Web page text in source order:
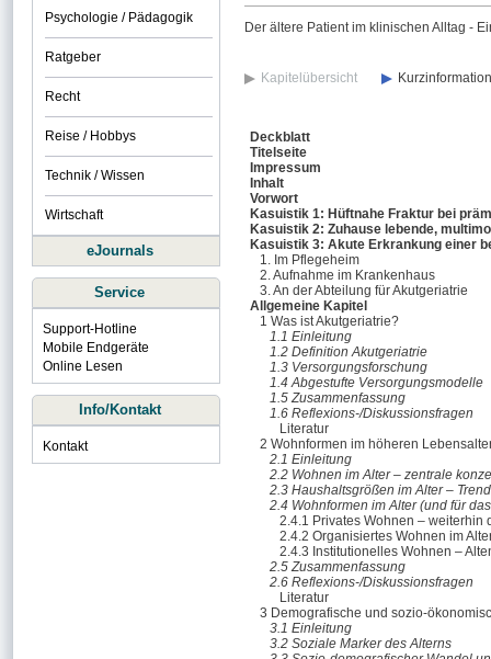
Der ältere Patient im klinischen Alltag -
Kapitelübersicht Kurzinformation
Deckblatt
Titelseite
Impressum
Inhalt
Vorwort
Kasuistik 1: Hüftnahe Fraktur bei
Kasuistik 2: Zuhause lebende,
Kasuistik 3: Akute Erkrankung einer
1. Im Pflegeheim
2. Aufnahme im Krankenhaus
3. An der Abteilung für Akutgeriatrie
Allgemeine Kapitel
1 Was ist Akutgeriatrie?
1.1 Einleitung
1.2 Definition Akutgeriatrie
1.3 Versorgungsforschung
1.4 Abgestufte Versorgungsmodelle
1.5 Zusammenfassung
1.6 Reflexions-/Diskussionsfragen
Literatur
2 Wohnformen im höheren
2.1 Einleitung
2.2 Wohnen im Alter – zentrale
2.3 Haushaltsgrößen im Alter –
2.4 Wohnformen im Alter (und für
2.4.1 Privates Wohnen – weiterhin
2.4.2 Organisiertes Wohnen im
2.4.3 Institutionelles Wohnen –
2.5 Zusammenfassung
2.6 Reflexions-/Diskussionsfragen
Literatur
3 Demografische und sozio-
3.1 Einleitung
3.2 Soziale Marker des Alterns
Psychologie / Pädagogik
Ratgeber
Recht
Reise / Hobbys
Technik / Wissen
Wirtschaft
eJournals
Service
Support-Hotline
Mobile Endgeräte
Online Lesen
Info/Kontakt
Kontakt